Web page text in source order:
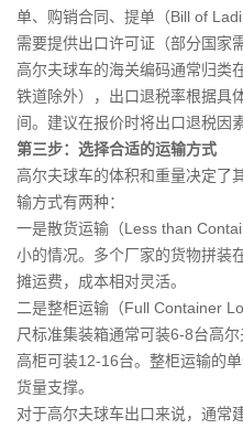
单、购销合同、提单（Bill of
需要提供出口许可证（部分国家
高尔夫球车的海关编码通常归类
铁道除外），出口退税率根据具
间。建议在报价时将出口退税因
第三步：选择合适的运输方式
高尔夫球车的体积和重量决定了
输方式有两种：
一是散货运输（Less than
小的情况。多个厂家的货物拼装
摊运费，成本相对灵活。
二是整柜运输（Full Container
尺标准集装箱通常可装6-8台高
高柜可装12-16台。整柜运输的
货量支撑。
对于高尔夫球车出口来说，通常